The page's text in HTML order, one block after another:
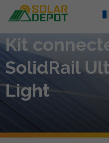
Contenu
principal
Kit
SolidRail
Light